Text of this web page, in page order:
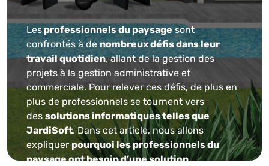
Les professionnels du paysagesont
confrontés à denombreux défis dans leur
travail quotidien, allant de la gestion des
projets à la gestion administrative et
commerciale. Pour relever ces défis, de plus en
plus de professionnels se tournent vers
des solutions informatiques telles que
JardiSoft. Dans cet article, nous allons
expliquer pourquoi les professionnels du
paysage ont besoin d’une solution